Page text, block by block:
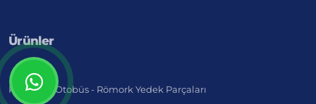
Ürünler
Kamyon - Otobüs - Römork Yedek Parçaları